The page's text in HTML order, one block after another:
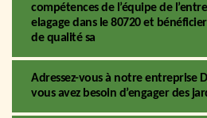
compétences de l’équipe de
elagage dans le 80720 et
de qualité sa
Adressez-vous à notre entreprise
vous avez besoin d’engager des